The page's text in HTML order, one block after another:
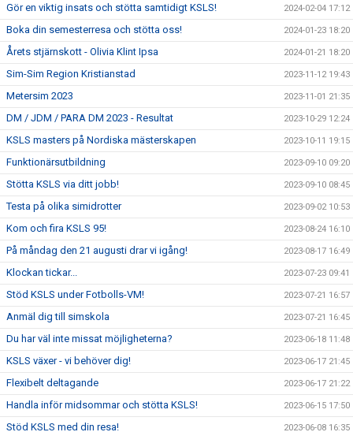
Gör en viktig insats och stötta samtidigt KSLS! 2024-02-04 17:12
Boka din semesterresa och stötta oss! 2024-01-23 18:20
Årets stjärnskott - Olivia Klint Ipsa 2024-01-21 18:20
Sim-Sim Region Kristianstad 2023-11-12 19:43
Metersim 2023 2023-11-01 21:35
DM / JDM / PARA DM 2023 - Resultat 2023-10-29 12:24
KSLS masters på Nordiska mästerskapen 2023-10-11 19:15
Funktionärsutbildning 2023-09-10 09:20
Stötta KSLS via ditt jobb! 2023-09-10 08:45
Testa på olika simidrotter 2023-09-02 10:53
Kom och fira KSLS 95! 2023-08-24 16:10
På måndag den 21 augusti drar vi igång! 2023-08-17 16:49
Klockan tickar... 2023-07-23 09:41
Stöd KSLS under Fotbolls-VM! 2023-07-21 16:57
Anmäl dig till simskola 2023-07-21 16:45
Du har väl inte missat möjligheterna? 2023-06-18 11:48
KSLS växer - vi behöver dig! 2023-06-17 21:45
Flexibelt deltagande 2023-06-17 21:22
Handla inför midsommar och stötta KSLS! 2023-06-15 17:50
Stöd KSLS med din resa! 2023-06-08 16:35